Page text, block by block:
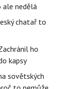
ale nedělá
chatař to
ho
kapsy
sovětských